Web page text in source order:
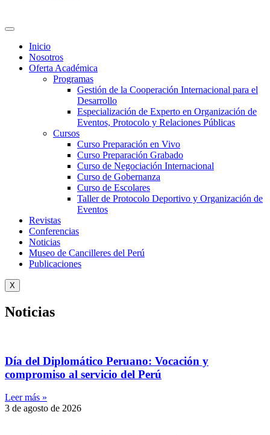
Inicio
Nosotros
Oferta Académica
Programas
Gestión de la Cooperación Internacional para el
Desarrollo
Especialización de Experto en Organización de
Eventos, Protocolo y Relaciones Públicas
Cursos
Curso Preparación en Vivo
Curso Preparación Grabado
Curso de Negociación Internacional
Curso de Gobernanza
Curso de Escolares
Taller de Protocolo Deportivo y Organización de
Eventos
Revistas
Conferencias
Noticias
Museo de Cancilleres del Perú
Publicaciones
X
Noticias
Día del Diplomático Peruano: Vocación y
compromiso al servicio del Perú
Leer más »
3 de agosto de 2026